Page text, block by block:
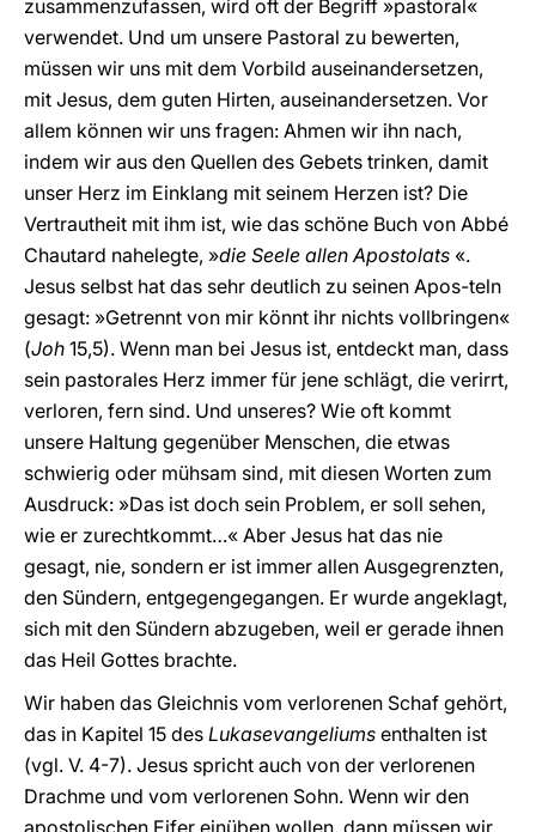
zusammenzufassen, wird oft der Begriff »pastoral«
verwendet. Und um unsere Pastoral zu bewerten,
müssen wir uns mit dem Vorbild auseinandersetzen,
mit Jesus, dem guten Hirten, auseinandersetzen. Vor
allem können wir uns fragen: Ahmen wir ihn nach,
indem wir aus den Quellen des Gebets trinken, damit
unser Herz im Einklang mit seinem Herzen ist? Die
Vertrautheit mit ihm ist, wie das schöne Buch von Abbé
Chautard nahelegte, »die Seele allen Apostolats «.
Jesus selbst hat das sehr deutlich zu seinen Apos-teln
gesagt: »Getrennt von mir könnt ihr nichts vollbringen«
(Joh 15,5). Wenn man bei Jesus ist, entdeckt man, dass
sein pastorales Herz immer für jene schlägt, die verirrt,
verloren, fern sind. Und unseres? Wie oft kommt
unsere Haltung gegenüber Menschen, die etwas
schwierig oder mühsam sind, mit diesen Worten zum
Ausdruck: »Das ist doch sein Problem, er soll sehen,
wie er zurechtkommt…« Aber Jesus hat das nie
gesagt, nie, sondern er ist immer allen Ausgegrenzten,
den Sündern, entgegengegangen. Er wurde angeklagt,
sich mit den Sündern abzugeben, weil er gerade ihnen
das Heil Gottes brachte.
Wir haben das Gleichnis vom verlorenen Schaf gehört,
das in Kapitel 15 des Lukasevangeliums enthalten ist
(vgl. V. 4-7). Jesus spricht auch von der verlorenen
Drachme und vom verlorenen Sohn. Wenn wir den
apostolischen Eifer einüben wollen, dann müssen wir